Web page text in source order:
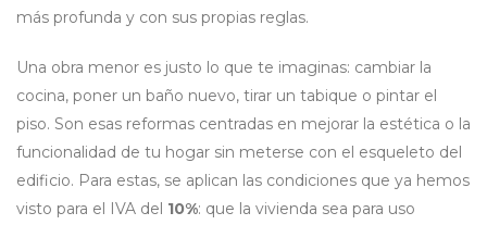
más profunda y con sus propias reglas.
Una obra menor es justo lo que te imaginas: cambiar la
cocina, poner un baño nuevo, tirar un tabique o pintar el
piso. Son esas reformas centradas en mejorar la estética o la
funcionalidad de tu hogar sin meterse con el esqueleto del
edificio. Para estas, se aplican las condiciones que ya hemos
visto para el IVA del 10%: que la vivienda sea para uso